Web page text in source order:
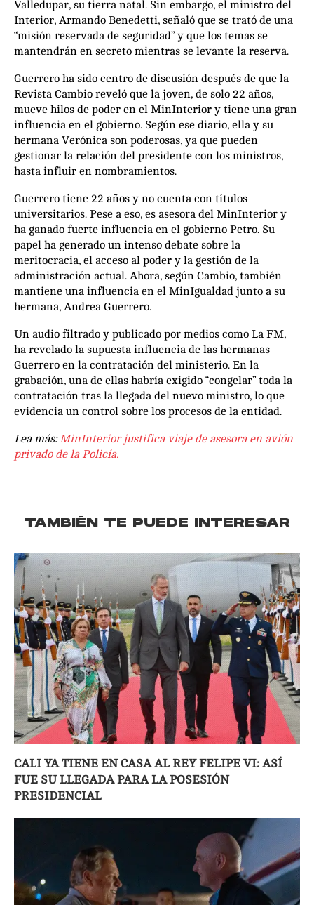
Valledupar, su tierra natal. Sin embargo, el ministro del
Interior, Armando Benedetti, señaló que se trató de una
“misión reservada de seguridad” y que los temas se
mantendrán en secreto mientras se levante la reserva.
Guerrero ha sido centro de discusión después de que la
Revista Cambio reveló que la joven, de solo 22 años,
mueve hilos de poder en el MinInterior y tiene una gran
influencia en el gobierno. Según ese diario, ella y su
hermana Verónica son poderosas, ya que pueden
gestionar la relación del presidente con los ministros,
hasta influir en nombramientos.
Guerrero tiene 22 años y no cuenta con títulos
universitarios. Pese a eso, es asesora del MinInterior y
ha ganado fuerte influencia en el gobierno Petro. Su
papel ha generado un intenso debate sobre la
meritocracia, el acceso al poder y la gestión de la
administración actual. Ahora, según Cambio, también
mantiene una influencia en el MinIgualdad junto a su
hermana, Andrea Guerrero.
Un audio filtrado y publicado por medios como La FM,
ha revelado la supuesta influencia de las hermanas
Guerrero en la contratación del ministerio. En la
grabación, una de ellas habría exigido “congelar” toda la
contratación tras la llegada del nuevo ministro, lo que
evidencia un control sobre los procesos de la entidad.
Lea más:MinInterior justifica viaje de asesora en avión
privado de la Policía.
TAMBIÉN TE PUEDE INTERESAR
CALI YA TIENE EN CASA AL REY FELIPE VI: ASÍ
FUE SU LLEGADA PARA LA POSESIÓN
PRESIDENCIAL